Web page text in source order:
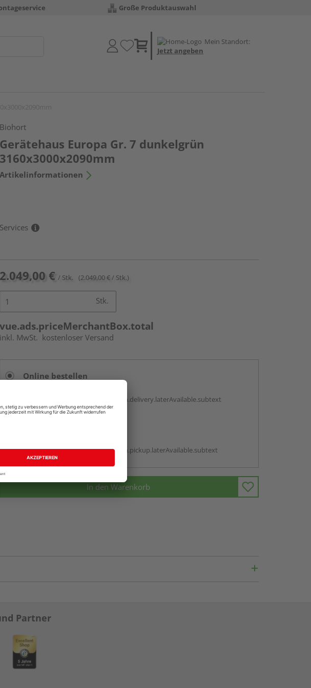
Große Produktauswahl
Mein Standort:
Jetzt angeben
Biohort
Gerätehaus Europa Gr. 7 dunkelgrün
3160x3000x2090mm
Artikelinformationen
Services
2.049,00 € / Stk. (2.049,00 € / Stk.)
Stk.
vue.ads.priceMerchantBox.total
inkl. MwSt. kostenloser Versand
Online bestellen
vue.ads.priceMerchantBox.option.delivery.laterAvailable.subtext
vue.ads.priceMerchantBox.option.pickup.laterAvailable.subtext
In den Warenkorb
Partner